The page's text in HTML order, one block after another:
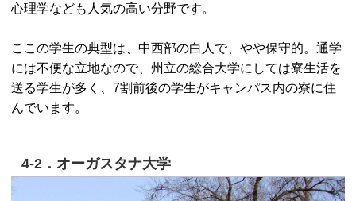
心理学なども人気の高い分野です。
ここの学生の典型は、中西部の白人で、やや保守的。通学
には不便な立地なので、州立の総合大学にしては寮生活を
送る学生が多く、7割前後の学生がキャンパス内の寮に住
んでいます。
4-2．オーガスタナ大学